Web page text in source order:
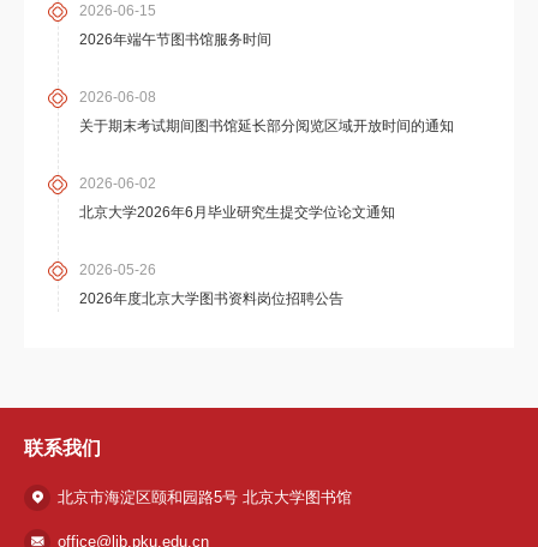
2026-06-15
2026年端午节图书馆服务时间
2026-06-08
关于期末考试期间图书馆延长部分阅览区域开放时间的通知
2026-06-02
北京大学2026年6月毕业研究生提交学位论文通知
2026-05-26
2026年度北京大学图书资料岗位招聘公告
联系我们
北京市海淀区颐和园路5号 北京大学图书馆
office@lib.pku.edu.cn